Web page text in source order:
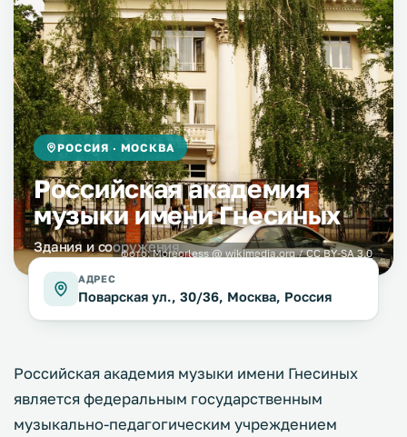
РОССИЯ · МОСКВА
Российская академия
музыки имени Гнесиных
Здания и сооружения
фото:Moreorless @ wikimedia.org /CC BY-SA 3.0
АДРЕС
Поварская ул., 30/36, Москва, Россия
Российская академия музыки имени Гнесиных
является федеральным государственным
музыкально-педагогическим учреждением